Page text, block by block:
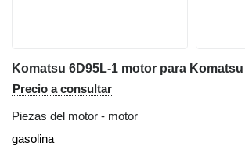
Precio a consultar
Piezas del motor - motor
gasolina